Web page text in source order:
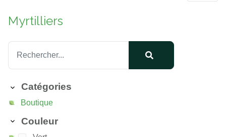
Myrtilliers
Catégories
Boutique
Couleur